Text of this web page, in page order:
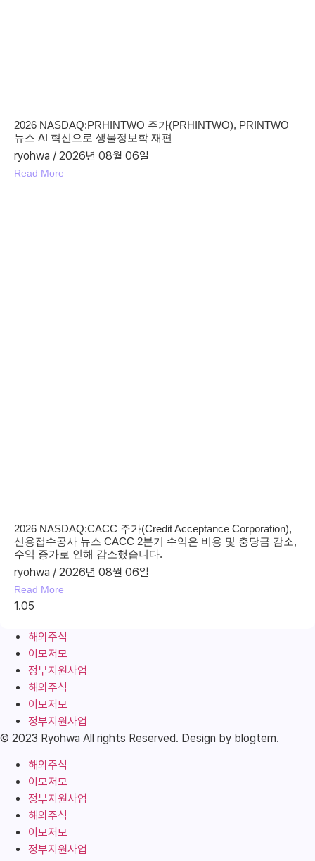
2026 NASDAQ:PRHINTWO 주가(PRHINTWO), PRINTWO
뉴스 AI 혁신으로 생물정보학 재편
ryohwa 2026년 08월 06일
Read More
2026 NASDAQ:CACC 주가(Credit Acceptance Corporation),
신용접수공사 뉴스 CACC 2분기 수익은 비용 및 충당금 감소,
수익 증가로 인해 감소했습니다.
ryohwa 2026년 08월 06일
Read More
해외주식
이모저모
정부지원사업
해외주식
이모저모
정부지원사업
© 2023 Ryohwa All rights Reserved. Design by blogtem.
해외주식
이모저모
정부지원사업
해외주식
이모저모
정부지원사업